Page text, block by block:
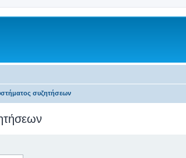
συζητήσεων